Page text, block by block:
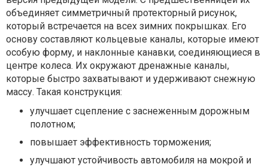
объединяет симметричный протекторный рисунок,
который встречается на всех зимних покрышках. Его
основу составляют кольцевые каналы, которые имеют
особую форму, и наклонные канавки, соединяющиеся в
центре колеса. Их окружают дренажные каналы,
которые быстро захватывают и удерживают снежную
массу. Такая конструкция:
улучшает сцепление с заснеженным дорожным
полотном;
повышает эффективность торможения;
улучшают устойчивость автомобиля на мокрой и